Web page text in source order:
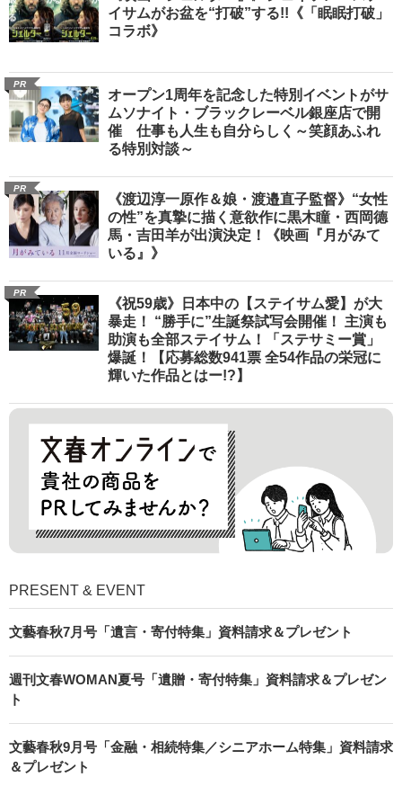
イサムがお盆を“打破”する!!《「眠眠打破」
コラボ》
PR
オープン1周年を記念した特別イベントがサ
ムソナイト・ブラックレーベル銀座店で開
催 仕事も人生も自分らしく～笑顔あふれ
る特別対談～
PR
《渡辺淳一原作＆娘・渡邉直子監督》“女性
の性”を真摯に描く意欲作に黒木瞳・西岡德
馬・吉田羊が出演決定！《映画『月がみて
いる』》
PR
《祝59歳》日本中の【ステイサム愛】が大
暴走！ “勝手に”生誕祭試写会開催！ 主演も
助演も全部ステイサム！「ステサミー賞」
爆誕！【応募総数941票 全54作品の栄冠に
輝いた作品とはー!?】
PRESENT & EVENT
文藝春秋7月号「遺言・寄付特集」資料請求＆プレゼント
週刊文春WOMAN夏号「遺贈・寄付特集」資料請求＆プレゼン
ト
文藝春秋9月号「金融・相続特集／シニアホーム特集」資料請求
＆プレゼント